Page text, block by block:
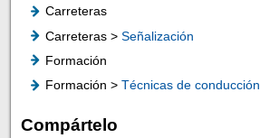
Carreteras
Carreteras > Señalización
Formación
Formación > Técnicas de conducción
Compártelo